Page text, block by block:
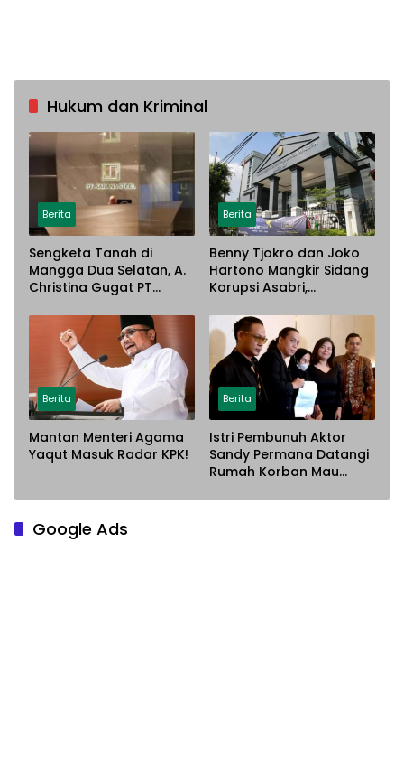
Hukum dan Kriminal
Berita
Sengketa Tanah di
Mangga Dua Selatan, A.
Christina Gugat PT
Dugaan Penyerobotan
Lahan
Berita
Benny Tjokro dan Joko
Hartono Mangkir Sidang
Korupsi Asabri,
Paksa
Berita
Mantan Menteri Agama
Yaqut Masuk Radar KPK!
Berita
Istri Pembunuh Aktor
Sandy Permana Datangi
Rumah Korban Mau
Google Ads